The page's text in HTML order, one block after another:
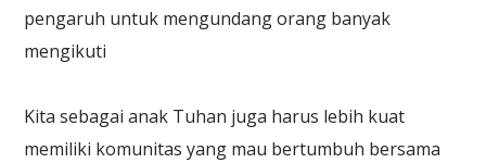
pengaruh untuk mengundang orang banyak
mengikuti
Kita sebagai anak Tuhan juga harus lebih kuat
memiliki komunitas yang mau bertumbuh bersama